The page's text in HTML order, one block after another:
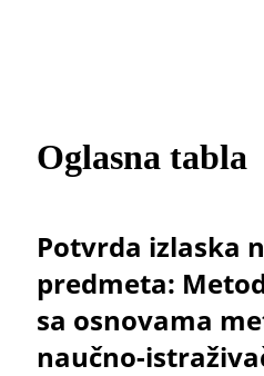
Oglasna tabla
Potvrda izlaska
predmeta:
sa osnovama
naučno-